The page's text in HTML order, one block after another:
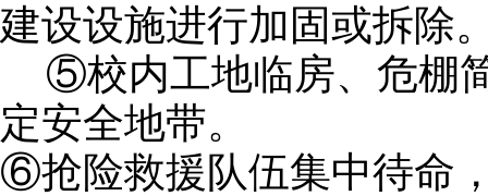
建设设施进行加固或拆除
⑤校内工地临房、危棚
定安全地带。
⑥抢险救援队伍集中待命